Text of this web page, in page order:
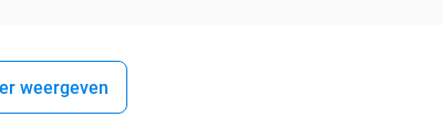
weergeven